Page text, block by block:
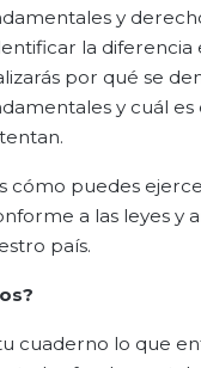
y
la diferencia
por qué se
y cuál
cómo puedes
a las leyes y
país.
cuaderno lo que